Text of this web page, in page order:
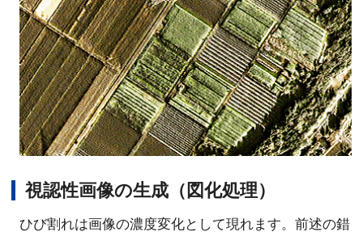
視認性画像の生成（図化処理）
ひび割れは画像の濃度変化として現れます。前述の錯